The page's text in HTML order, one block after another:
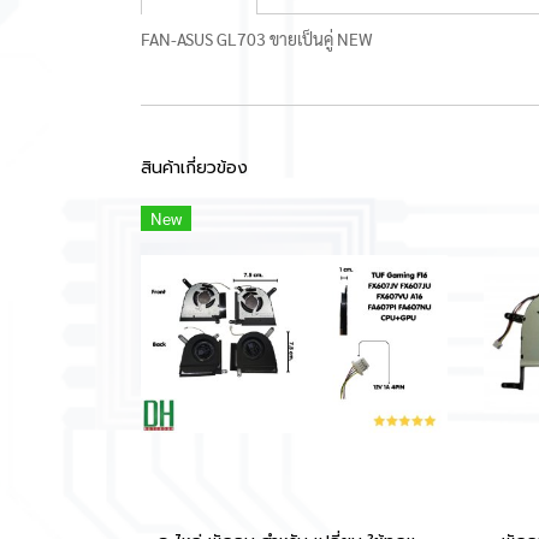
FAN-ASUS GL703 ขายเป็นคู่ NEW
สินค้าเกี่ยวข้อง
New